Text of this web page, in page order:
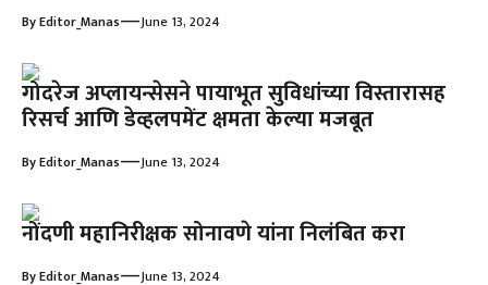
ByEditor_Manas—June 13, 2024
गोदरेज अप्लायन्सेसने पायाभूत सुविधांच्या विस्तारासह
रिसर्च आणि डेव्हलपमेंट क्षमता केल्या मजबूत
ByEditor_Manas—June 13, 2024
नोंदणी महानिरीक्षक सोनावणे यांना निलंबित करा
ByEditor_Manas—June 13, 2024